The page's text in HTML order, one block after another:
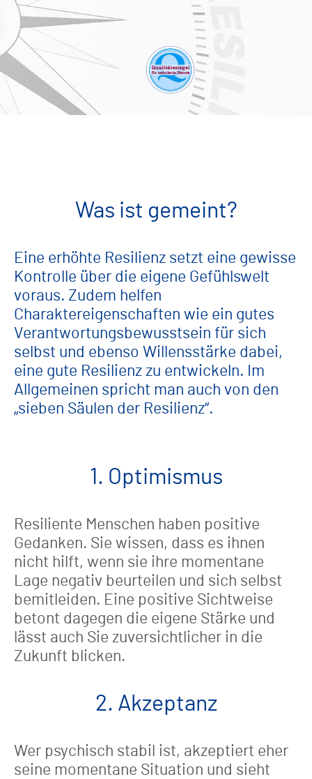
Was ist gemeint?
Eine erhöhte Resilienz setzt eine gewisse
Kontrolle über die eigene Gefühlswelt
voraus. Zudem helfen
Charaktereigenschaften wie ein gutes
Verantwortungsbewusstsein für sich
selbst und ebenso Willensstärke dabei,
eine gute Resilienz zu entwickeln. Im
Allgemeinen spricht man auch von den
„sieben Säulen der Resilienz“.
1. Optimismus
Resiliente Menschen haben positive
Gedanken. Sie wissen, dass es ihnen
nicht hilft, wenn sie ihre momentane
Lage negativ beurteilen und sich selbst
bemitleiden. Eine positive Sichtweise
betont dagegen die eigene Stärke und
lässt auch Sie zuversichtlicher in die
Zukunft blicken.
2. Akzeptanz
Wer psychisch stabil ist, akzeptiert eher
seine momentane Situation und sieht